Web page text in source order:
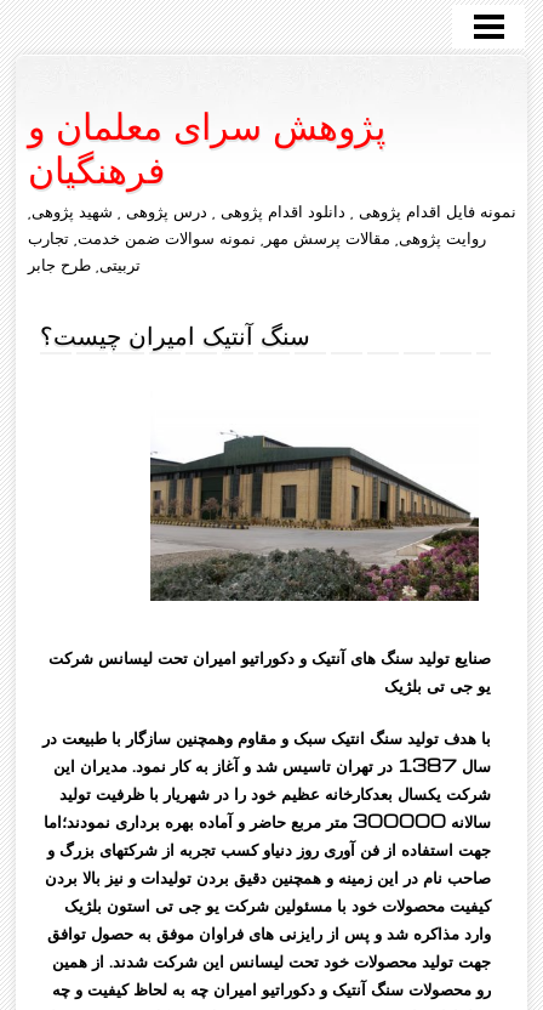
صفحه اصلی
تازه ها
درباره ما
تماس با ما
زندگی پژوهی
روایت پژوهی
پژوهش سرای معلمان و
فرهنگیان
نمونه فایل اقدام پژوهی , دانلود اقدام پژوهی , درس پژوهی , شهید پژوهی,
روایت پژوهی, مقالات پرسش مهر, نمونه سوالات ضمن خدمت, تجارب
تربیتی, طرح جابر
سنگ آنتیک امیران چیست؟
صنایع تولید سنگ های آنتیک و دکوراتیو امیران تحت لیسانس شرکت
یو جی تی بلژیک
با هدف تولید سنگ انتیک سبک و مقاوم وهمچنین سازگار با طبیعت در
سال 1387 در تهران تاسیس شد و آغاز به کار نمود. مدیران این
شرکت یکسال بعدکارخانه عظیم خود را در شهریار با ظرفیت تولید
سالانه 300000 متر مربع حاضر و آماده بهره برداری نمودند؛اما
جهت استفاده از فن آوری روز دنیاو کسب تجربه از شرکتهای بزرگ و
صاحب نام در این زمینه و همچنین دقیق بردن تولیدات و نیز بالا بردن
کیفیت محصولات خود با مسئولین شرکت یو جی تی استون بلژیک
وارد مذاکره شد و پس از رایزنی های فراوان موفق به حصول توافق
جهت تولید محصولات خود تحت لیسانس این شرکت شدند. از همین
رو محصولات سنگ آنتیک و دکوراتیو امیران چه به لحاظ کیفیت و چه